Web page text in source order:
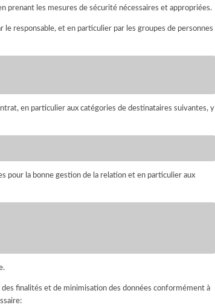
les mesures de sécurité nécessaires et appropriées.
responsable, et en particulier par les groupes de personnes
en particulier aux catégories de destinataires suivantes, y
pour la bonne gestion de la relation et en particulier aux
finalités et de minimisation des données conformément à